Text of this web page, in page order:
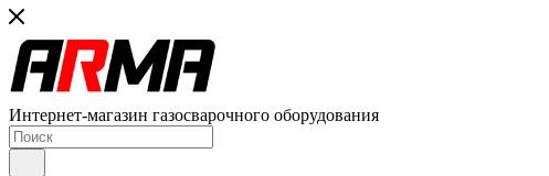
Интернет-магазин газосварочного оборудования